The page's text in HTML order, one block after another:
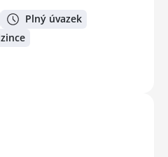
Plný úvazek